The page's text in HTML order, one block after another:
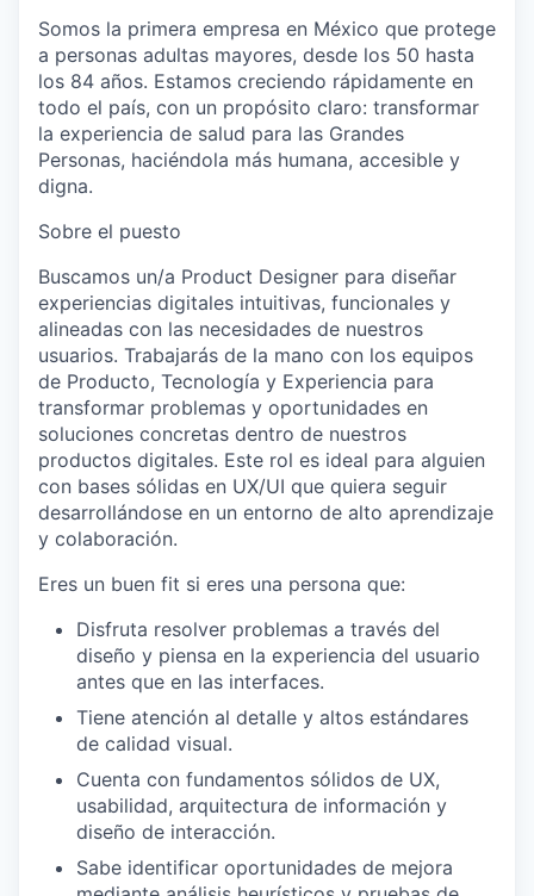
Somos la primera empresa en México que protege
a personas adultas mayores, desde los 50 hasta
los 84 años. Estamos creciendo rápidamente en
todo el país, con un propósito claro: transformar
la experiencia de salud para las Grandes
Personas, haciéndola más humana, accesible y
digna.
Sobre el puesto
Buscamos un/a Product Designer para diseñar
experiencias digitales intuitivas, funcionales y
alineadas con las necesidades de nuestros
usuarios. Trabajarás de la mano con los equipos
de Producto, Tecnología y Experiencia para
transformar problemas y oportunidades en
soluciones concretas dentro de nuestros
productos digitales. Este rol es ideal para alguien
con bases sólidas en UX/UI que quiera seguir
desarrollándose en un entorno de alto aprendizaje
y colaboración.
Eres un buen fit si eres una persona que:
Disfruta resolver problemas a través del
diseño y piensa en la experiencia del usuario
antes que en las interfaces.
Tiene atención al detalle y altos estándares
de calidad visual.
Cuenta con fundamentos sólidos de UX,
usabilidad, arquitectura de información y
diseño de interacción.
Sabe identificar oportunidades de mejora